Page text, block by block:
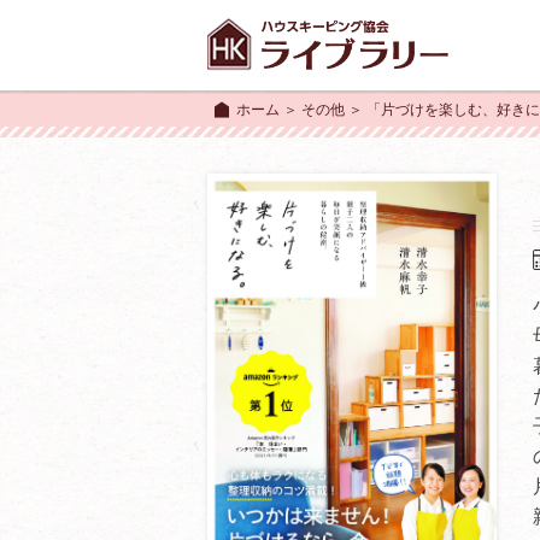
ホーム ＞ その他 ＞ 「片づけを楽しむ、好き